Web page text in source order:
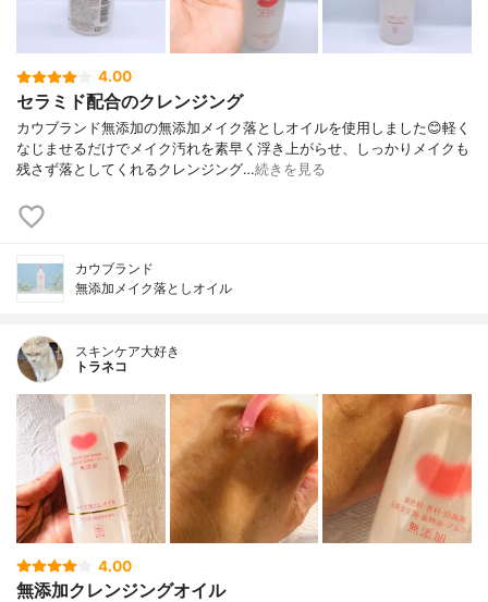
4.00
セラミド配合のクレンジング
カウブランド無添加の無添加メイク落としオイルを使用しました😊軽く
なじませるだけでメイク汚れを素早く浮き上がらせ、しっかりメイクも
残さず落としてくれるクレンジング…続きを見る
カウブランド
無添加メイク落としオイル
スキンケア大好き
トラネコ
4.00
無添加クレンジングオイル